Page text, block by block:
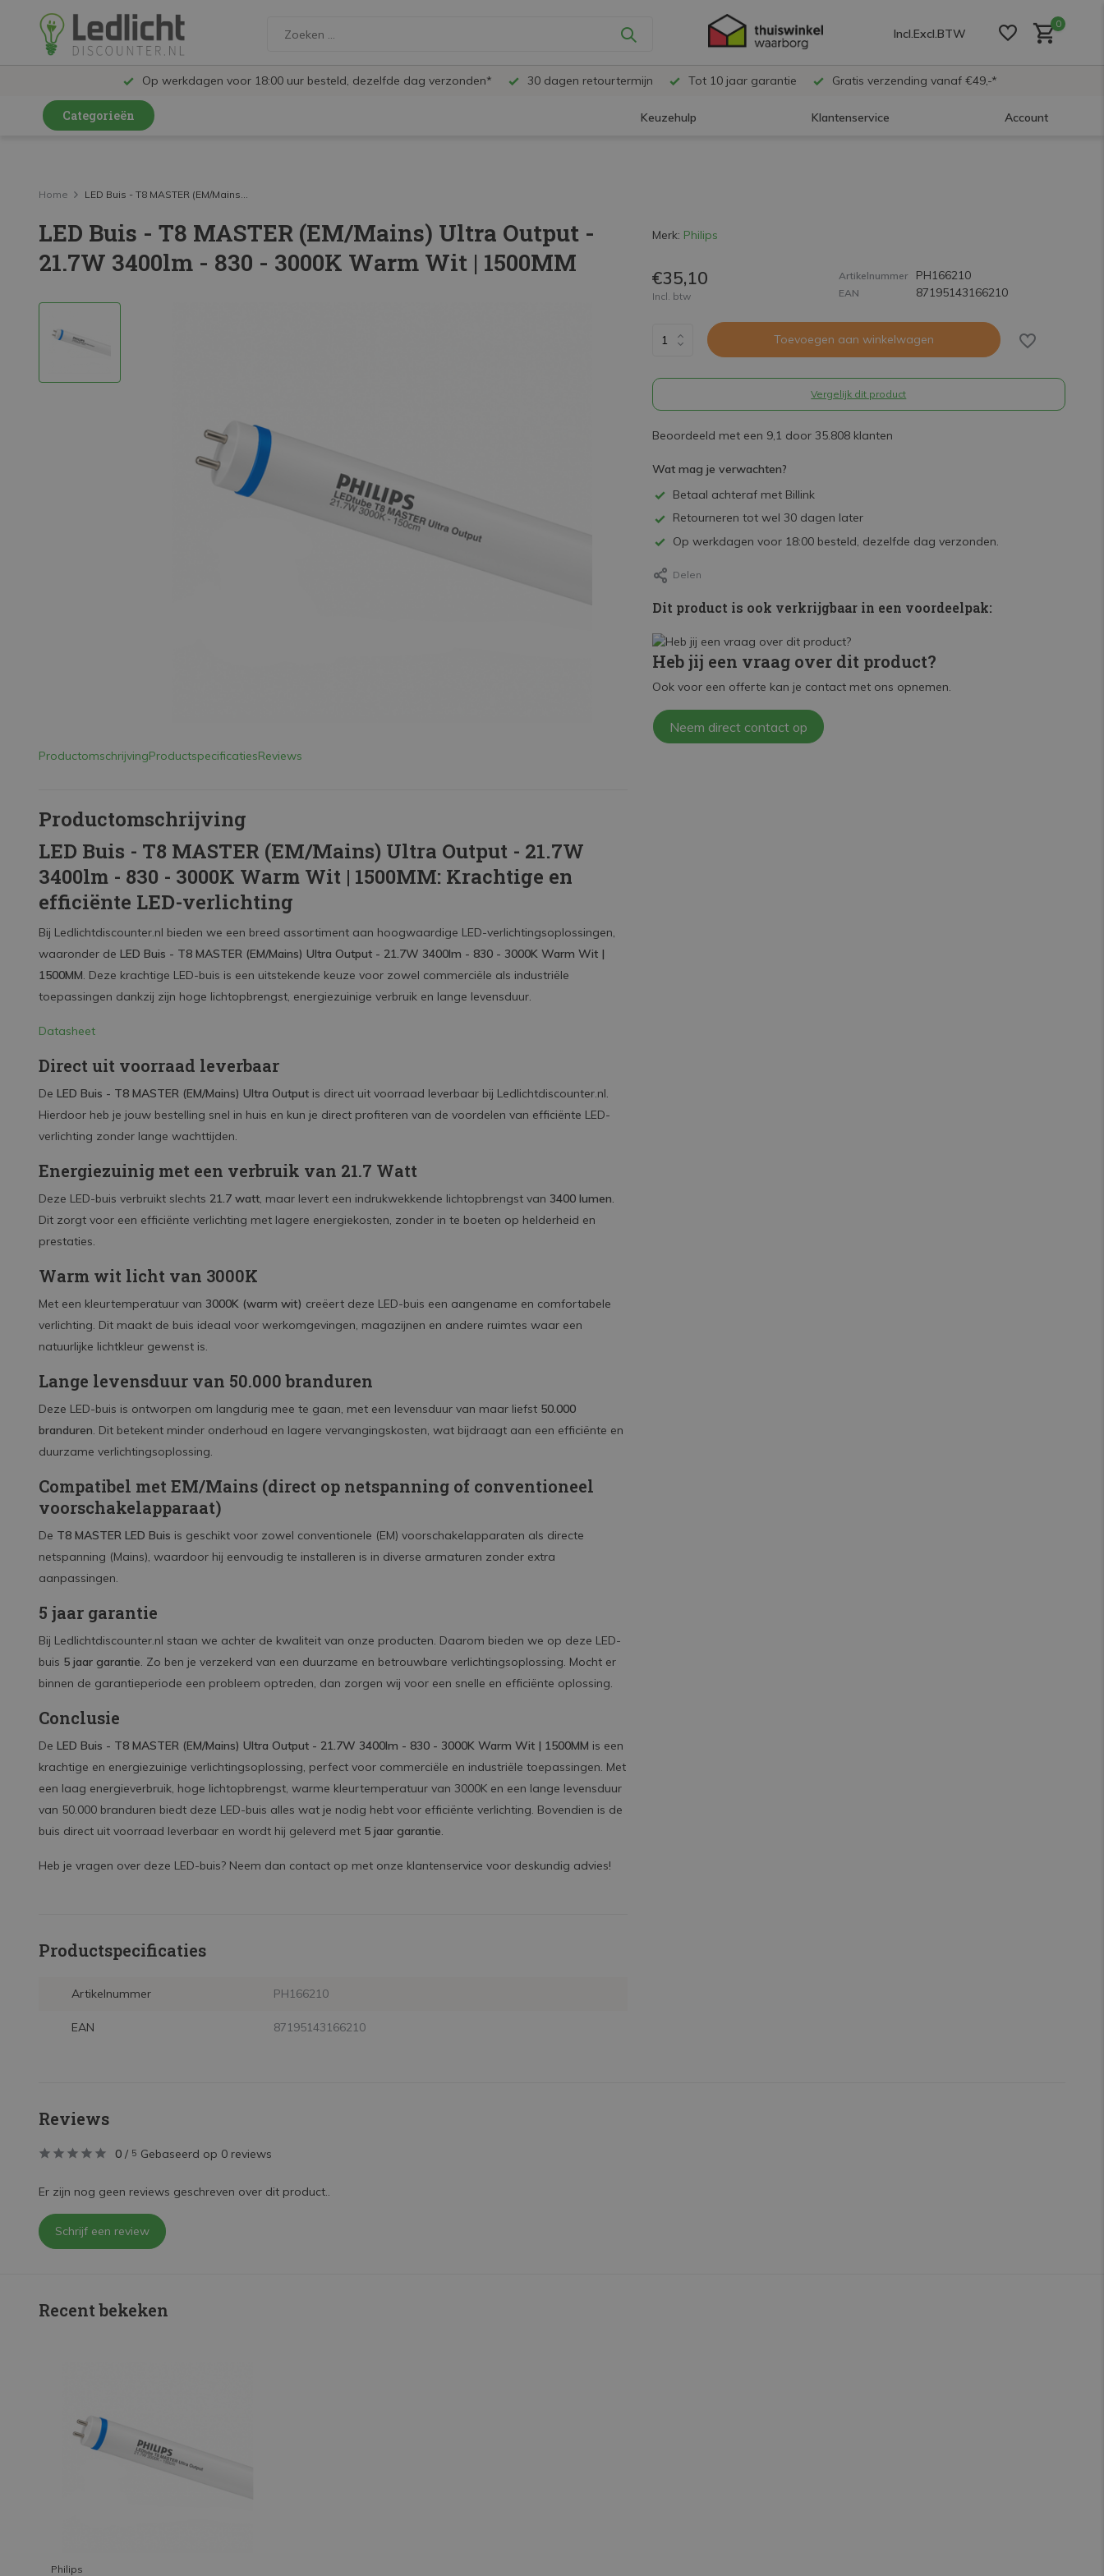
Incl.Excl.BTW
0
Op werkdagen voor 18:00 uur besteld, dezelfde dag verzonden* 30 dagen retourtermijn Tot 10 jaar garantie Gratis verzending vanaf €49,-*
Categorieën Keuzehulp Klantenservice Account
LED Railspots
LED Panelen
LED TL
LED High Bay lampen
Home LED Buis - T8 MASTER (EM/Mains...
LED Buis - T8 MASTER (EM/Mains) Ultra Output -
21.7W 3400lm - 830 - 3000K Warm Wit | 1500MM
ProductomschrijvingProductspecificatiesReviews
Productomschrijving
LED Buis - T8 MASTER (EM/Mains) Ultra Output - 21.7W
3400lm - 830 - 3000K Warm Wit | 1500MM: Krachtige en
efficiënte LED-verlichting
Bij Ledlichtdiscounter.nl bieden we een breed assortiment aan hoogwaardige LED-verlichtingsoplossingen,
waaronder de LED Buis - T8 MASTER (EM/Mains) Ultra Output - 21.7W 3400lm - 830 - 3000K Warm Wit |
1500MM. Deze krachtige LED-buis is een uitstekende keuze voor zowel commerciële als industriële
toepassingen dankzij zijn hoge lichtopbrengst, energiezuinige verbruik en lange levensduur.
Datasheet
Direct uit voorraad leverbaar
De LED Buis - T8 MASTER (EM/Mains) Ultra Output is direct uit voorraad leverbaar bij Ledlichtdiscounter.nl.
Hierdoor heb je jouw bestelling snel in huis en kun je direct profiteren van de voordelen van efficiënte LED-
verlichting zonder lange wachttijden.
Energiezuinig met een verbruik van 21.7 Watt
Deze LED-buis verbruikt slechts 21.7 watt, maar levert een indrukwekkende lichtopbrengst van 3400 lumen.
Dit zorgt voor een efficiënte verlichting met lagere energiekosten, zonder in te boeten op helderheid en
prestaties.
Warm wit licht van 3000K
Met een kleurtemperatuur van 3000K (warm wit) creëert deze LED-buis een aangename en comfortabele
verlichting. Dit maakt de buis ideaal voor werkomgevingen, magazijnen en andere ruimtes waar een
natuurlijke lichtkleur gewenst is.
Lange levensduur van 50.000 branduren
Deze LED-buis is ontworpen om langdurig mee te gaan, met een levensduur van maar liefst 50.000
branduren. Dit betekent minder onderhoud en lagere vervangingskosten, wat bijdraagt aan een efficiënte en
duurzame verlichtingsoplossing.
Compatibel met EM/Mains (direct op netspanning of conventioneel
voorschakelapparaat)
De T8 MASTER LED Buis is geschikt voor zowel conventionele (EM) voorschakelapparaten als directe
netspanning (Mains), waardoor hij eenvoudig te installeren is in diverse armaturen zonder extra
aanpassingen.
5 jaar garantie
Bij Ledlichtdiscounter.nl staan we achter de kwaliteit van onze producten. Daarom bieden we op deze LED-
buis 5 jaar garantie. Zo ben je verzekerd van een duurzame en betrouwbare verlichtingsoplossing. Mocht er
binnen de garantieperiode een probleem optreden, dan zorgen wij voor een snelle en efficiënte oplossing.
Conclusie
De LED Buis - T8 MASTER (EM/Mains) Ultra Output - 21.7W 3400lm - 830 - 3000K Warm Wit | 1500MM is een
krachtige en energiezuinige verlichtingsoplossing, perfect voor commerciële en industriële toepassingen. Met
een laag energieverbruik, hoge lichtopbrengst, warme kleurtemperatuur van 3000K en een lange levensduur
van 50.000 branduren biedt deze LED-buis alles wat je nodig hebt voor efficiënte verlichting. Bovendien is de
buis direct uit voorraad leverbaar en wordt hij geleverd met 5 jaar garantie.
Heb je vragen over deze LED-buis? Neem dan contact op met onze klantenservice voor deskundig advies!
Productspecificaties
Artikelnummer PH166210
EAN 87195143166210
Merk: Philips
€35,10
Incl. btw
Artikelnummer PH166210
EAN 87195143166210
Toevoegen aan winkelwagen
Vergelijk dit product
Beoordeeld met een 9,1 door 35.808 klanten
Wat mag je verwachten?
Betaal achteraf met Billink
Retourneren tot wel 30 dagen later
Op werkdagen voor 18:00 besteld, dezelfde dag verzonden.
Delen
Dit product is ook verkrijgbaar in een voordeelpak:
Heb jij een vraag over dit product?
Ook voor een offerte kan je contact met ons opnemen.
Neem direct contact op
Reviews
0 / 5 Gebaseerd op 0 reviews
Er zijn nog geen reviews geschreven over dit product..
Schrijf een review
Recent bekeken
Philips